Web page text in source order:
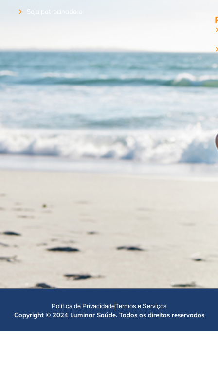
Seja patrocinadora
Política de PrivacidadeTermos e Serviços
Copyright © 2024 Luminar Saúde. Todos os direitos reservados